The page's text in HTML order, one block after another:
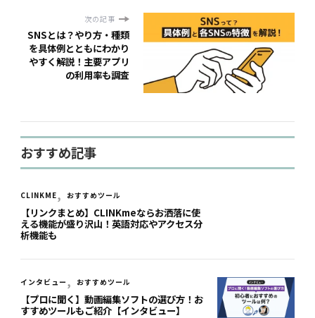
次の記事
SNSとは？やり方・種類
を具体例とともにわかり
やすく解説！主要アプリ
の利用率も調査
おすすめ記事
CLINKME おすすめツール
【リンクまとめ】CLINKmeならお洒落に使
える機能が盛り沢山！英語対応やアクセス分
析機能も
インタビュー おすすめツール
【プロに聞く】動画編集ソフトの選び方！お
すすめツールもご紹介【インタビュー】